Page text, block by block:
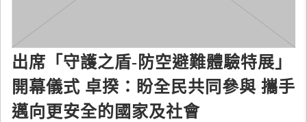
出席「守護之盾-防空避難體驗特展」
開幕儀式 卓揆：盼全民共同參與 攜手
邁向更安全的國家及社會